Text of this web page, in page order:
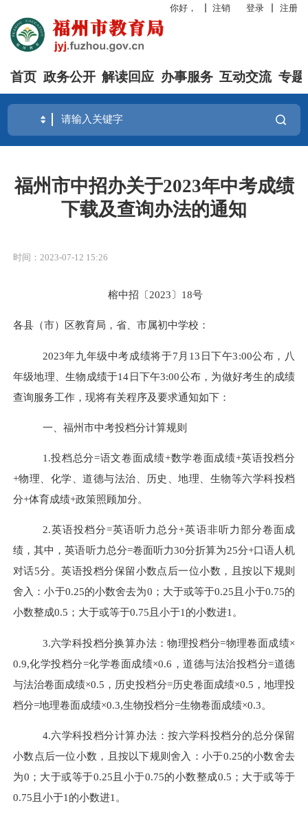
你好， 注销 登录 注册
首页 政务公开 解读回应 办事服务 互动交流 专题
福州市中招办关于2023年中考成绩
下载及查询办法的通知
时间：2023-07-12 15:26
榕中招〔2023〕 18号
各县（市）区教育局，省、市属初中学校：
2023年九年级中考成绩将于7 月 13 日下午3:00公布，八
年级地理、生物成绩于14日下午3:00公布 ， 为做好考生的成绩
查询服务工作，现将有关程序及要求通知如下：
一、福州市中考投档分计算规则
1.投档总分=语文卷面成绩+数学卷面成绩+英语投档分
+物理、化学、道德与法治、历史、地理、生物等六学科投档
分+体育成绩+政策照顾加分。
2.英语投档分=英语听力总分+英语非听力部分卷面成
绩，其中，英语听力总分=卷面听力30分折算为25分+口语人机
对话5分。英语投档分保留小数点后一位小数，且按以下规则
舍入：小于0.25的小数舍去为0；大于或等于0.25且小于0.75的
小数整成0.5；大于或等于0.75且小于1的小数进1。
3.六学科投档分换算办法：物理投档分=物理卷面成绩×
0.9,化学投档分=化学卷面成绩×0.6，道德与法治投档分=道德
与法治卷面成绩×0.5 ，历史投档分=历史卷面成绩×0.5 ，地理投
档分=地理卷面成绩×0.3,生物投档分=生物卷面成绩×0.3。
4.六学科投档分计算办法：按六学科投档分的总分保留
小数点后一位小数，且按以下规则舍入：小于0.25的小数舍去
为0；大于或等于0.25且小于0.75的小数整成0.5；大于或等于
0.75且小于1的小数进1。